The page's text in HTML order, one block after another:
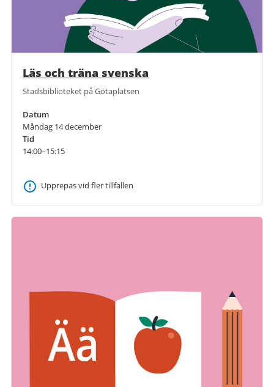
Läs och träna svenska
Stadsbiblioteket på Götaplatsen
Datum
Måndag 14 december
Tid
14:00–15:15
Upprepas vid fler tillfällen